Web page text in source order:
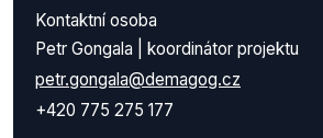
Kontaktní osoba
Petr Gongala | koordinátor projektu
petr.gongala@demagog.cz
+420 775 275 177